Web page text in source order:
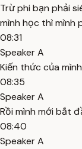
Trừ phi bạn phải
mình học thì mình
08:31
Speaker A
Kiến thức của
08:35
Speaker A
Rồi mình mới bắt
08:40
Speaker A